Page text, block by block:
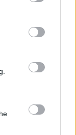
party tags to
below Google